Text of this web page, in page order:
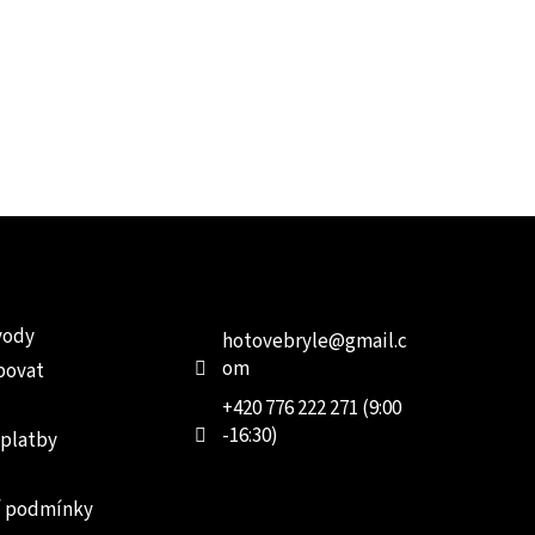
podmínky
hotovebryle@gmail.c
om
+420 776 222 271 (9:00
-16:30)